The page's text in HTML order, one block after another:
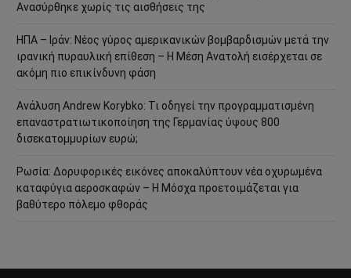
Ανασύρθηκε χωρίς τις αισθήσεις της
ΗΠΑ – Ιράν: Νέος γύρος αμερικανικών βομβαρδισμών μετά την
ιρανική πυραυλική επίθεση – Η Μέση Ανατολή εισέρχεται σε
ακόμη πιο επικίνδυνη φάση
Ανάλυση Andrew Korybko: Τι οδηγεί την προγραμματισμένη
επαναστρατιωτικοποίηση της Γερμανίας ύψους 800
δισεκατομμυρίων ευρώ;
Ρωσία: Δορυφορικές εικόνες αποκαλύπτουν νέα οχυρωμένα
καταφύγια αεροσκαφών – Η Μόσχα προετοιμάζεται για
βαθύτερο πόλεμο φθοράς